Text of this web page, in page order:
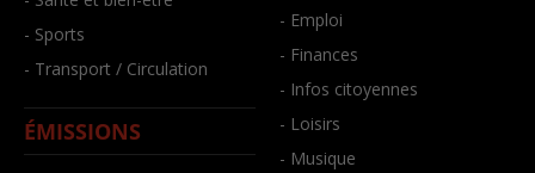
- Sports
- Transport / Circulation
ÉMISSIONS
- Emploi
- Finances
- Infos citoyennes
- Loisirs
- Musique